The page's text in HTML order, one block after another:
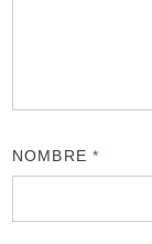
NOMBRE *